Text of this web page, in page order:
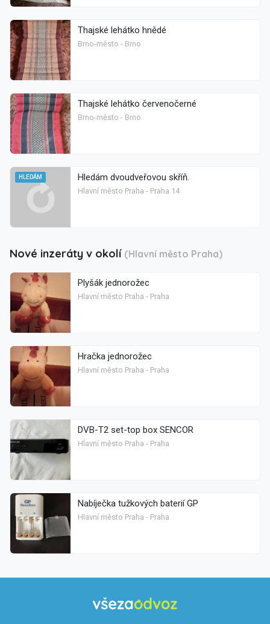
Thajské lehátko hnědé
Brno-město - Brno
Thajské lehátko červenočerné
Brno-město - Brno
HLEDÁM Hledám dvoudveřovou skříň.
Hlavní město Praha - Praha 14
Nové inzeráty v okolí (Hlavní město Praha)
Plyšák jednorožec
Hlavní město Praha - Praha
Hračka jednorožec
Hlavní město Praha - Praha
DVB-T2 set-top box SENCOR
Hlavní město Praha - Praha
Nabíječka tužkových baterií GP
Hlavní město Praha - Praha